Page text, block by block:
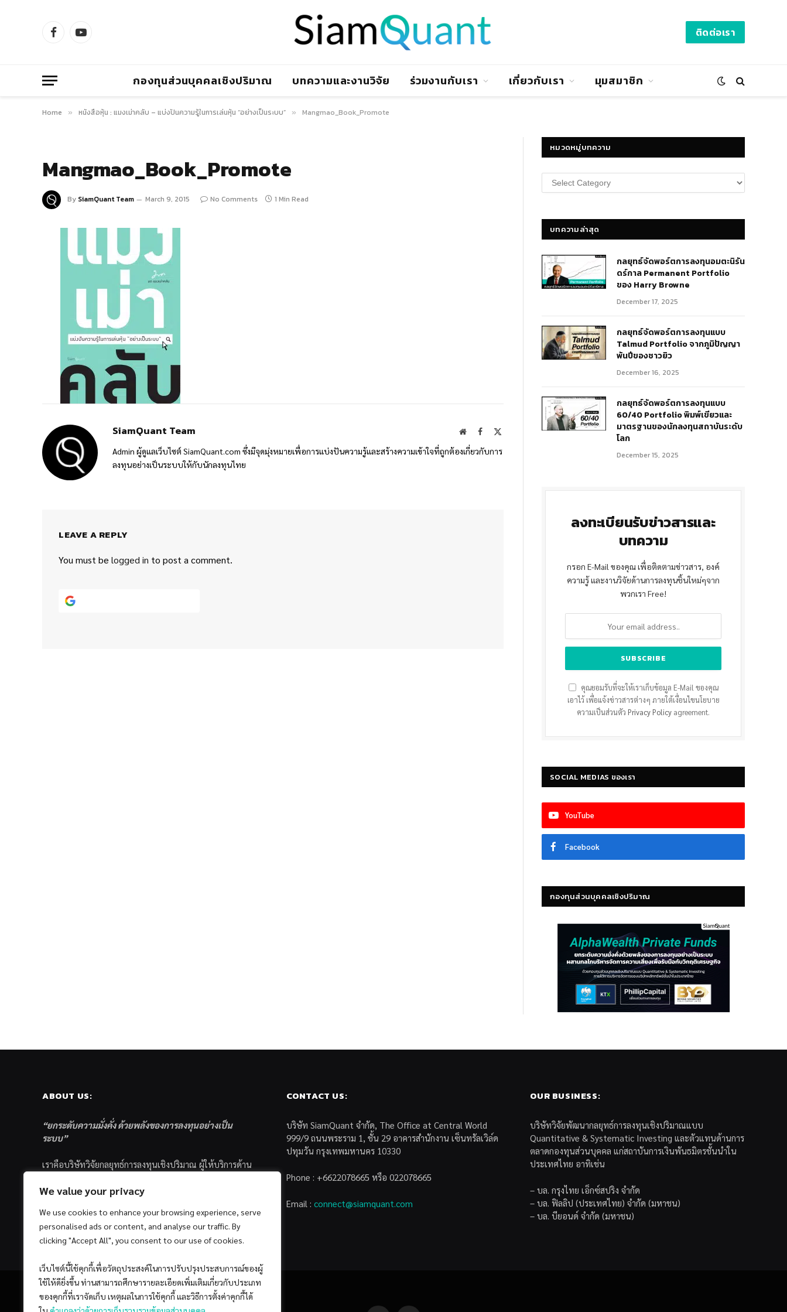
We value your privacy
We use cookies to enhance your browsing experience, serve
personalised ads or content, and analyse our traffic. By
clicking "Accept All", you consent to our use of cookies.
เว็บไซต์นี้ใช้คุกกี้เพื่อวัตถุประสงค์ในการปรับปรุงประสบการณ์ของผู้
ใช้ให้ดียิ่งขึ้น ท่านสามารถศึกษารายละเอียดเพิ่มเติมเกี่ยวกับประเภท
ของคุกกี้ที่เราจัดเก็บ เหตุผลในการใช้คุกกี้ และวิธีการตั้งค่าคุกกี้ได้
FacebookYouTube ติดต่อเรา
กองทุนส่วนบุคคลเชิงปริมาณ บทความและงานวิจัย ร่วมงานกับเรา เกี่ยวกับเรา มุมสมาชิก
Home » หนังสือหุ้น : แมงเม่าคลับ – แบ่งปันความรู้ในการเล่นหุ้น “อย่างเป็นระบบ” » Mangmao_Book_Promote
Mangmao_Book_Promote
By SiamQuant Team March 9, 2015 No Comments 1 Min Read
SiamQuant Team WebsiteFacebook
Admin ผู้ดูแลเว็บไซต์ SiamQuant.com ซึ่งมีจุดมุ่งหมายเพื่อการแบ่งปันความรู้และสร้างความเข้าใจที่ถูกต้องเกี่ยวกับการ
ลงทุนอย่างเป็นระบบให้กับนักลงทุนไทย
LEAVE A REPLY
You must be logged in to post a comment.
หมวดหมู่บทความ
หมวด
หมู่
บทความล่าสุด
กลยุทธ์​จัดพอร์ตการลงทุนอมตะนิรัน
ดร์กาล Permanent Portfolio
ของ Harry Browne
December 17, 2025
กลยุทธ์จัดพอร์ตการลงทุนแบบ
Talmud Portfolio จากภูมิปัญญา
พันปีของชาวยิว
December 16, 2025
กลยุทธ์จัดพอร์ตการลงทุนแบบ
60/40 Portfolio พิมพ์เขียวและ
มาตรฐานของนักลงทุนสถาบันระดับ
โลก
December 15, 2025
ลงทะเบียนรับข่าวสารและ
บทความ
กรอก E-Mail ของคุณ เพื่อติดตามข่าวสาร, องค์
ความรู้ และงานวิจัยด้านการลงทุนชิ้นใหม่ๆจาก
พวกเรา Free!
คุณยอมรับที่จะให้เราเก็บข้อมูล E-Mail ของคุณ
เอาไว้ เพื่อแจ้งข่าวสารต่างๆ ภายใต้เงื่อนไขนโยบาย
ความเป็นส่วนตัว Privacy Policy agreement.
SOCIAL MEDIAS ของเรา
YouTube
Facebook
กองทุนส่วนบุคคลเชิงปริมาณ
ABOUT US:
“ยกระดับความมั่งคั่ง ด้วยพลังของการลงทุนอย่างเป็น
ระบบ”
เราคือบริษัทวิจัยกลยุทธ์การลงทุนเชิงปริมาณ ผู้ให้บริการด้าน
ส่วนบุคคล ซึ่งมีเป้าหมายที่จะช่วยเหลือให้นักลงทุนไทย
ด้วยแนวคิดและกระบวนการลงทุนอย่างเป็นระบบแบบ
Quantitative & Systematic Investing
CONTACT US:
บริษัท SiamQuant จำกัด, The Office at Central World
999/9 ถนนพระราม 1, ชั้น 29 อาคารสำนักงาน เซ็นทรัลเวิล์ด
ปทุมวัน กรุงเทพมหานคร 10330
Phone : +6622078665 หรือ 022078665
Email : connect@siamquant.com
OUR BUSINESS:
บริษัทวิจัยพัฒนากลยุทธ์การลงทุนเชิงปริมาณแบบ
Quantitative & Systematic Investing และตัวแทนด้านการ
ตลาดกองทุนส่วนบุคคล แก่สถาบันการเงินพันธมิตรชั้นนำใน
ประเทศไทย อาทิเช่น
– บล. กรุงไทย เอ็กซ์สปริง จำกัด
– บล. ฟิลลิป (ประเทศไทย) จำกัด (มหาชน)
– บล. บียอนด์ จำกัด (มหาชน)